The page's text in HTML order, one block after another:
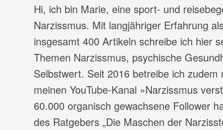
Hi, ich bin Marie, eine sport- und
Narzissmus. Mit langjähriger Erfahrung
insgesamt 400 Artikeln schreibe ich hier
Themen Narzissmus, psychische
Selbstwert. Seit 2016 betreibe ich
meinen YouTube-Kanal »Narzissmus
60.000 organisch gewachsene Follower
des Ratgebers „Die Maschen der